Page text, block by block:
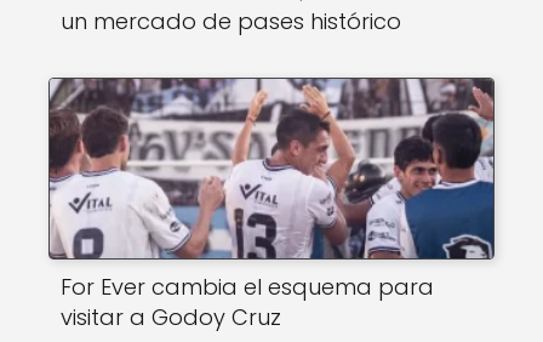
un mercado de pases histórico
For Ever cambia el esquema para
visitar a Godoy Cruz